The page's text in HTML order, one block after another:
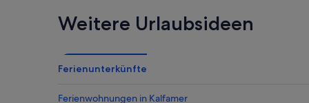
Weitere Urlaubsideen
Ferienunterkünfte
Ferienwohnungen in Kalfamer